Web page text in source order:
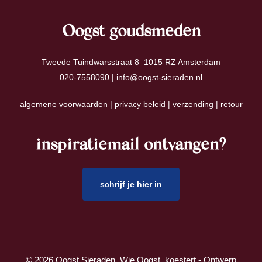
Oogst goudsmeden
Tweede Tuindwarsstraat 8 1015 RZ Amsterdam
020-7558090 | info@oogst-sieraden.nl
algemene voorwaarden | privacy beleid | verzending | retour
inspiratiemail ontvangen?
schrijf je hier in
© 2026 Oogst Sieraden. Wie Oogst, koestert - Ontwerp